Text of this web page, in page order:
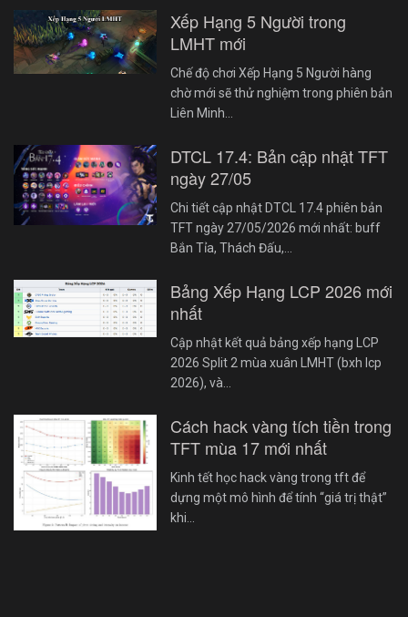
Xếp Hạng 5 Người trong
LMHT mới
Chế độ chơi Xếp Hạng 5 Người hàng
chờ mới sẽ thử nghiệm trong phiên bản
Liên Minh…
DTCL 17.4: Bản cập nhật TFT
ngày 27/05
Chi tiết cập nhật DTCL 17.4 phiên bản
TFT ngày 27/05/2026 mới nhất: buff
Bắn Tỉa, Thách Đấu,…
Bảng Xếp Hạng LCP 2026 mới
nhất
Cập nhật kết quả bảng xếp hạng LCP
2026 Split 2 mùa xuân LMHT (bxh lcp
2026), và…
Cách hack vàng tích tiền trong
TFT mùa 17 mới nhất
Kinh tết học hack vàng trong tft để
dựng một mô hình để tính “giá trị thật”
khi…